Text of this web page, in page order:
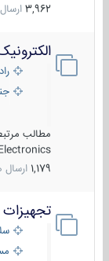
3,962 ارسال ها
جنگ
مطالب مرتبط
1,179 ارسال ها
تجهیزات